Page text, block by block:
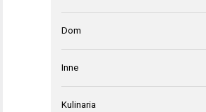
Dom
Inne
Kulinaria